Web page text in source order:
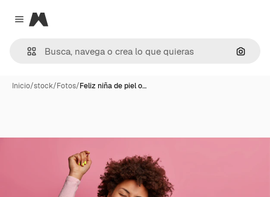
Close menu
Magnific
Inicio/stock/Fotos/Feliz niña de piel o…